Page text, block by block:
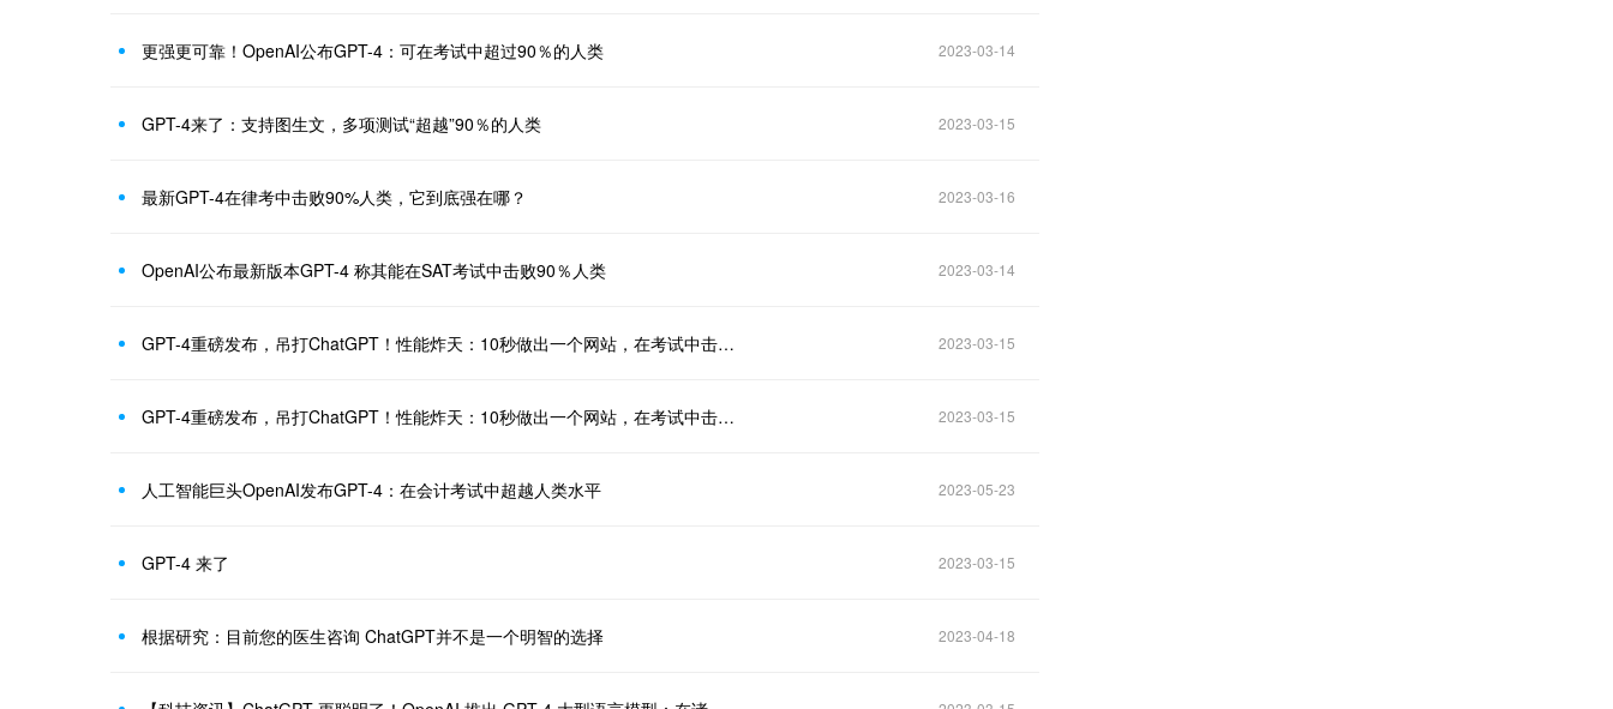
更强更可靠！OpenAI公布GPT-4：可在考试中超过90％的人类 2023-03-14
GPT-4来了：支持图生文，多项测试“超越”90％的人类 2023-03-15
最新GPT-4在律考中击败90%人类，它到底强在哪？ 2023-03-16
OpenAI公布最新版本GPT-4 称其能在SAT考试中击败90％人类 2023-03-14
GPT-4重磅发布，吊打ChatGPT！性能炸天：10秒做出一个网站，在考试中击败90% 人类 2023-03-15
GPT-4重磅发布，吊打ChatGPT！性能炸天：10秒做出一个网站，在考试中击败90％ 人类 2023-03-15
人工智能巨头OpenAI发布GPT-4：在会计考试中超越人类水平 2023-05-23
GPT-4 来了 2023-03-15
根据研究：目前您的医生咨询 ChatGPT并不是一个明智的选择 2023-04-18